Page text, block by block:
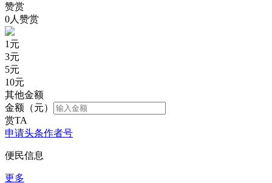
赞赏
0人赞赏
1 元
3元
5元
10元
其他金额
金额（元）
赏TA
申请头条作者号
便民信息
更多